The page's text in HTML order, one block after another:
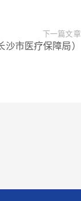
下一篇文章
市医疗保障局）